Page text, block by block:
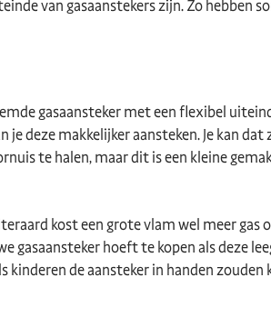
van gasaanstekers zijn. Zo hebben
gasaansteker met een flexibel
deze makkelijker aansteken. Je kan dat
te halen, maar dit is een kleine
kost een grote vlam wel meer gas
gasaansteker hoeft te kopen als deze
kinderen de aansteker in handen zouden